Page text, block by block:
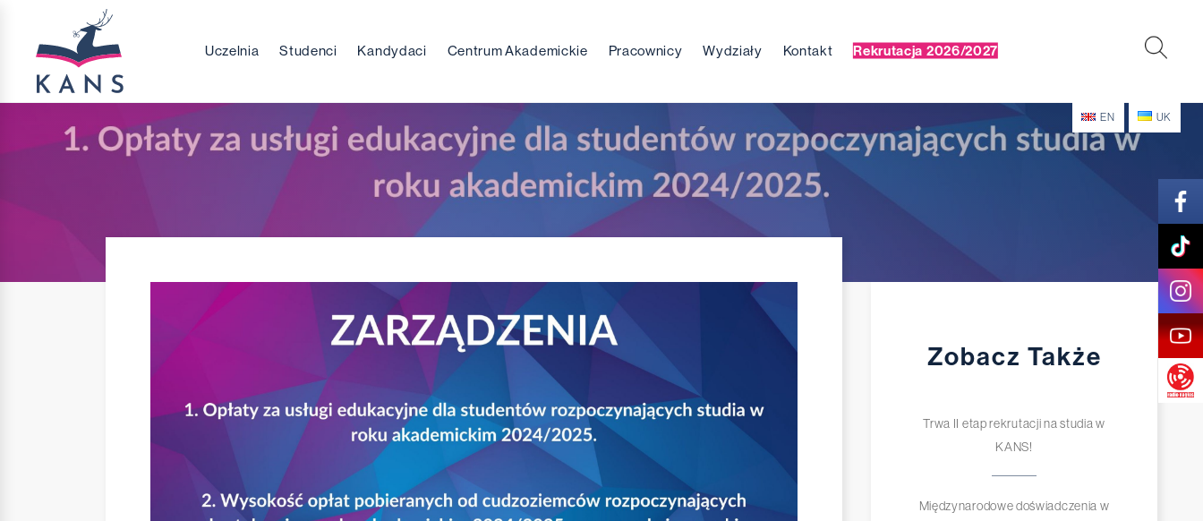
Uczelnia Studenci Kandydaci Centrum Akademickie Pracownicy Wydziały Kontakt Rekrutacja 2026/2027
EN UK
Zobacz Także
Trwa II etap rekrutacji na studia w
KANS!
Międzynarodowe doświadczenia w